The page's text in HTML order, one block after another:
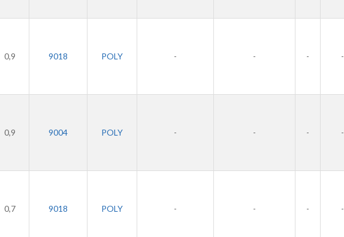
0,9 9018 POLY - - - -
0,9 9004 POLY - - - -
0,7 9018 POLY - - - -